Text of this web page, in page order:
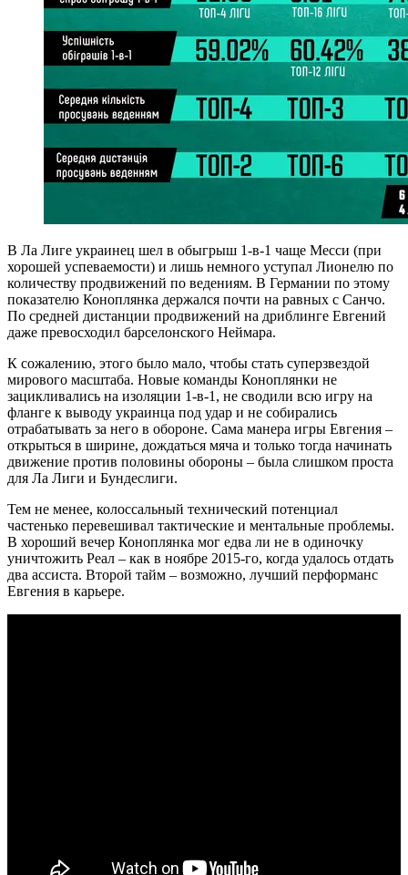
В Ла Лиге украинец шел в обыгрыш 1-в-1 чаще Месси (при
хорошей успеваемости) и лишь немного уступал Лионелю по
количеству продвижений по ведениям. В Германии по этому
показателю Коноплянка держался почти на равных с Санчо.
По средней дистанции продвижений на дриблинге Евгений
даже превосходил барселонского Неймара.
К сожалению, этого было мало, чтобы стать суперзвездой
мирового масштаба. Новые команды Коноплянки не
зацикливались на изоляции 1-в-1, не сводили всю игру на
фланге к выводу украинца под удар и не собирались
отрабатывать за него в обороне. Сама манера игры Евгения –
открыться в ширине, дождаться мяча и только тогда начинать
движение против половины обороны – была слишком проста
для Ла Лиги и Бундеслиги.
Тем не менее, колоссальный технический потенциал
частенько перевешивал тактические и ментальные проблемы.
В хороший вечер Коноплянка мог едва ли не в одиночку
уничтожить Реал – как в ноябре 2015-го, когда удалось отдать
два ассиста. Второй тайм – возможно, лучший перформанс
Евгения в карьере.